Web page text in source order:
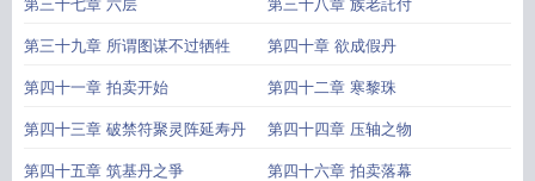
第三十七章 六层 第三十八章 族老託付
第三十九章 所谓图谋不过牺牲 第四十章 欲成假丹
第四十一章 拍卖开始 第四十二章 寒黎珠
第四十三章 破禁符聚灵阵延寿丹 第四十四章 压轴之物
第四十五章 筑基丹之爭 第四十六章 拍卖落幕